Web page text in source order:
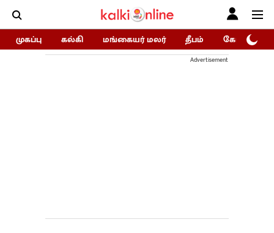
முகப்பு கல்கி மங்கையர் மலர் தீபம் கோகுலம்/
Advertisement